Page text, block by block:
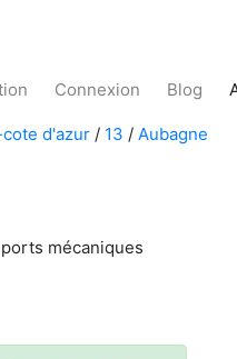
Connexion Blog
d'azur / 13 / Aubagne
mécaniques